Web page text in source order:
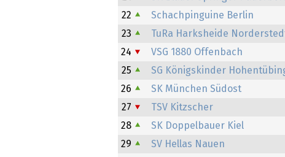
22
Schachpinguine Berlin
23
TuRa Harksheide
24
VSG 1880 Offenbach
25
SG Königskinder
26
SK München Südost
27
TSV Kitzscher
28
SK Doppelbauer Kiel
29
SV Hellas Nauen